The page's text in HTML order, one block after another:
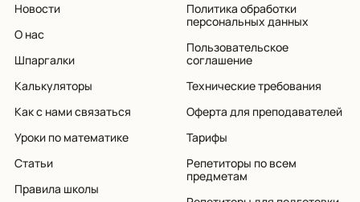
Новости
О нас
Шпаргалки
Калькуляторы
Как с нами связаться
Уроки по математике
Статьи
Правила школы
Политика обработки
персональных данных
Пользовательское
соглашение
Технические требования
Оферта для преподавателей
Тарифы
Репетиторы по всем
предметам